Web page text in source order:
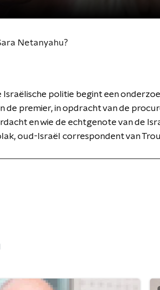
Netanyahu?
Israëlische politie begint een
de premier, in opdracht van de
en wie de echtgenote van de
oud-Israël correspondent van